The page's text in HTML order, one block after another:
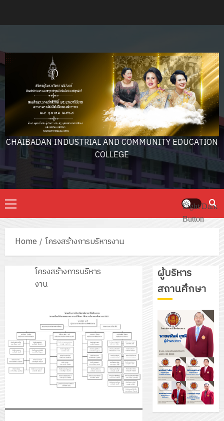
CHAIBADAN INDUSTRIAL AND COMMUNITY EDUCATION
COLLEGE
Primary
Menu
Light/Dark
Button
Home โครงสร้างการบริหารงาน
โครงสร้างการบริหาร
งาน
ผู้บริหาร
สถานศึกษา